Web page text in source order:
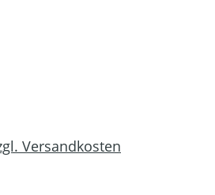
Versandkosten